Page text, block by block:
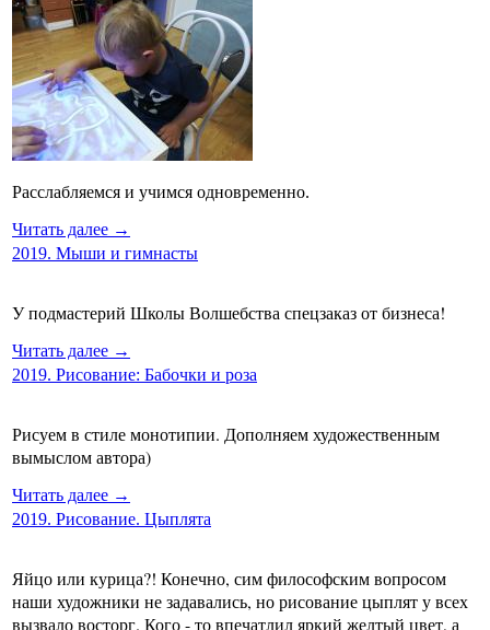
Расслабляемся и учимся одновременно.
Читать далее →
2019. Мыши и гимнасты
У подмастерий Школы Волшебства спецзаказ от бизнеса!
Читать далее →
2019. Рисование: Бабочки и роза
Рисуем в стиле монотипии. Дополняем художественным
вымыслом автора)
Читать далее →
2019. Рисование. Цыплята
Яйцо или курица?! Конечно, сим философским вопросом
наши художники не задавались, но рисование цыплят у всех
вызвало восторг. Кого - то впечатлил яркий желтый цвет, а